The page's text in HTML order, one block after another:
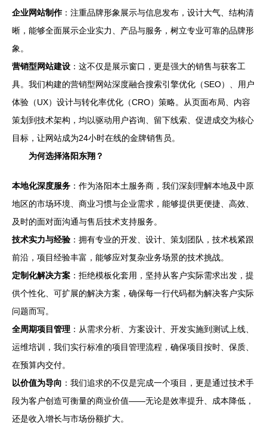
企业网站制作：注重品牌形象展示与信息发布，设计大气、结构清
晰，能够全面展示企业实力、产品与服务，树立专业可靠的品牌形
象。
营销型网站建设 ：这不仅是展示窗口，更是强大的销售与获客工
具。我们构建的营销型网站深度融合搜索引擎优化（SEO）、用户
体验（UX）设计与转化率优化（CRO）策略。从页面布局、内容
策划到技术架构，均以驱动用户咨询、留下线索、促进成交为核心
目标，让网站成为24小时在线的金牌销售员。
为何选择洛阳东翔？
本地化深度服务 ：作为洛阳本土服务商，我们深刻理解本地及中原
地区的市场环境、商业习惯与企业需求，能够提供更便捷、高效、
及时的面对面沟通与售后技术支持服务。
技术实力与经验 ：拥有专业的开发、设计、策划团队，技术栈紧跟
前沿，项目经验丰富，能够应对复杂业务场景的技术挑战。
定制化解决方案 ：拒绝模板化套用，坚持从客户实际需求出发，提
供个性化、可扩展的解决方案，确保每一行代码都为解决客户实际
问题而写。
全周期项目管理 ：从需求分析、方案设计、开发实施到测试上线、
运维培训，我们实行标准的项目管理流程，确保项目按时、保质、
在预算内交付。
以价值为导向 ：我们追求的不仅是完成一个项目，更是通过技术手
段为客户创造可衡量的商业价值——无论是效率提升、成本降低，
还是收入增长与市场份额扩大。